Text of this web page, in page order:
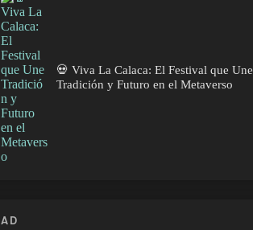
💀 Viva La Calaca: El Festival que Une
Tradición y Futuro en el Metaverso
AD